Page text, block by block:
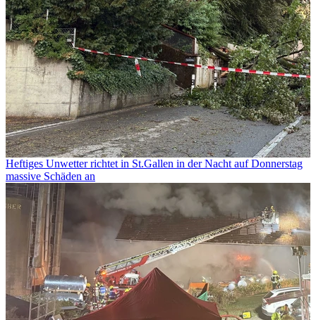
Heftiges Unwetter richtet in St.Gallen in der Nacht auf Donnerstag
massive Schäden an